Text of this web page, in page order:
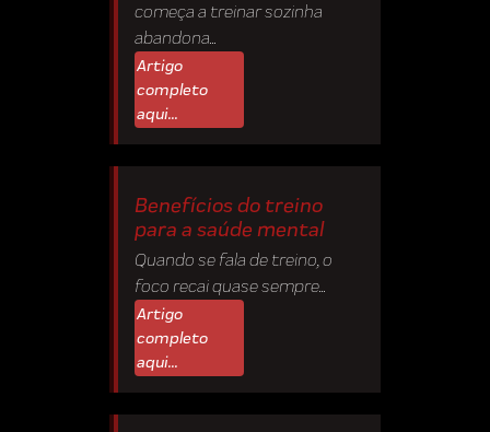
começa a treinar sozinha
abandona...
Artigo
completo
aqui...
Benefícios do treino
para a saúde mental
Quando se fala de treino, o
foco recai quase sempre...
Artigo
completo
aqui...